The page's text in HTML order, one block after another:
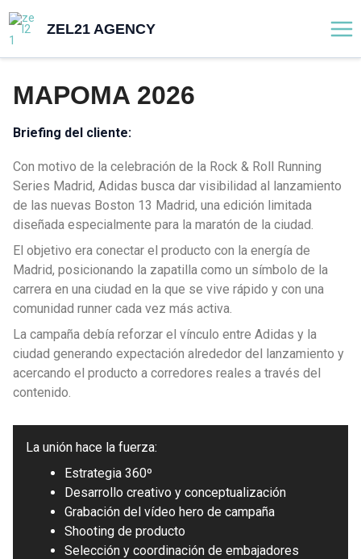
contenido
ZEL21 AGENCY
MAPOMA 2026
Briefing del cliente:
Con motivo de la celebración de la Rock & Roll Running
Series Madrid, Adidas busca dar visibilidad al lanzamiento
de las nuevas Boston 13 Madrid, una edición limitada
diseñada especialmente para la maratón de la ciudad.
El objetivo era conectar el producto con la energía de
Madrid, posicionando la zapatilla como un símbolo de la
carrera en una ciudad en la que se vive rápido y con una
comunidad runner cada vez más activa.
La campaña debía reforzar el vínculo entre Adidas y la
ciudad generando expectación alrededor del lanzamiento y
acercando el producto a corredores reales a través del
contenido.
La unión hace la fuerza:
Estrategia 360º
Desarrollo creativo y conceptualización
Grabación del vídeo hero de campaña
Shooting de producto
Selección y coordinación de embajadores